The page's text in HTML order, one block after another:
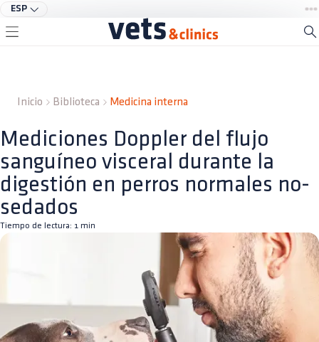
ESP
Inicio Biblioteca Medicina interna
Mediciones Doppler del flujo
sanguíneo visceral durante la
digestión en perros normales no-
sedados
Tiempo de lectura: 1 min